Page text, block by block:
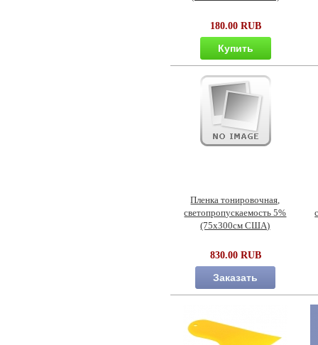
180.00 RUB
Купить
Пленка тонировочная,
светопропускаемость 5%
(75х300см США)
830.00 RUB
Заказать